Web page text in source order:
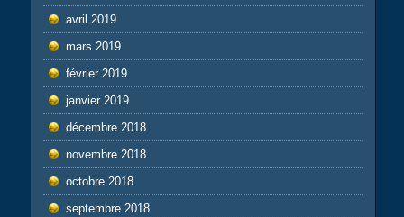
avril 2019
mars 2019
février 2019
janvier 2019
décembre 2018
novembre 2018
octobre 2018
septembre 2018